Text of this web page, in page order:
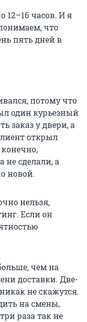
12–16 часов. И я
что
пять дней в
потому что
один курьезный
заказ у двери, а
открыл
не сделали, а
новой.
нельзя,
Если он
чем на
доставки. Две-
не скажутся.
на смены,
раза так не